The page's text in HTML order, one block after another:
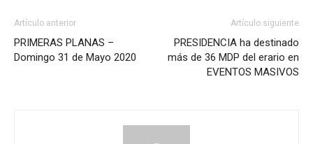
Artículo anterior
PRIMERAS PLANAS –
Domingo 31 de Mayo 2020
Artículo siguiente
PRESIDENCIA ha destinado
más de 36 MDP del erario en
EVENTOS MASIVOS